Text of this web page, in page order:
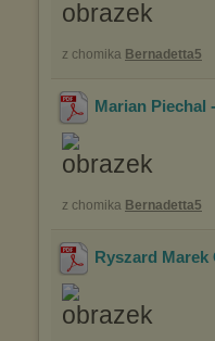
z chomika Bernadetta5
Marian Piechal
z chomika Bernadetta5
Ryszard Marek